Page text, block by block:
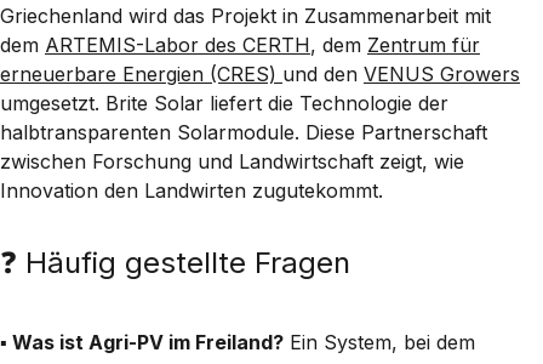
Griechenland wird das Projekt in Zusammenarbeit mit
dem ARTEMIS-Labor des CERTH, dem Zentrum für
erneuerbare Energien (CRES) und den VENUS Growers
umgesetzt. Brite Solar liefert die Technologie der
halbtransparenten Solarmodule. Diese Partnerschaft
zwischen Forschung und Landwirtschaft zeigt, wie
Innovation den Landwirten zugutekommt.
❓ Häufig gestellte Fragen
▪️ Was ist Agri-PV im Freiland? Ein System, bei dem